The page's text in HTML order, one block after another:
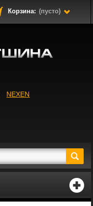
Корзина: (пусто)
NEXEN